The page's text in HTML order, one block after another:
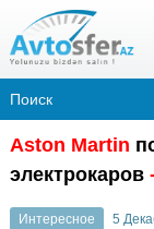
Aston Martin
электрокаров
Интересное 5